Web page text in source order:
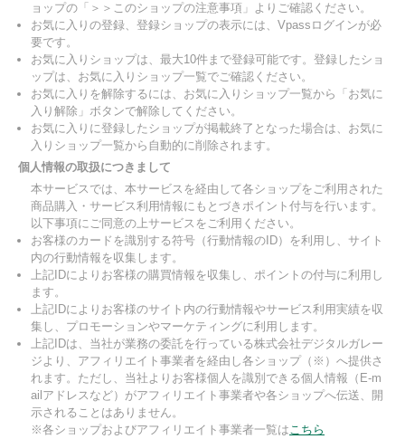
ョップの「＞＞このショップの注意事項」よりご確認ください。
お気に入りの登録、登録ショップの表示には、Vpassログインが必
要です。
お気に入りショップは、最大10件まで登録可能です。登録したショ
ップは、お気に入りショップ一覧でご確認ください。
お気に入りを解除するには、お気に入りショップ一覧から「お気に
入り解除」ボタンで解除してください。
お気に入りに登録したショップが掲載終了となった場合は、お気に
入りショップ一覧から自動的に削除されます。
個人情報の取扱につきまして
本サービスでは、本サービスを経由して各ショップをご利用された
商品購入・サービス利用情報にもとづきポイント付与を行います。
以下事項にご同意の上サービスをご利用ください。
お客様のカードを識別する符号（行動情報のID）を利用し、サイト
内の行動情報を収集します。
上記IDによりお客様の購買情報を収集し、ポイントの付与に利用し
ます。
上記IDによりお客様のサイト内の行動情報やサービス利用実績を収
集し、プロモーションやマーケティングに利用します。
上記IDは、当社が業務の委託を行っている株式会社デジタルガレー
ジより、アフィリエイト事業者を経由し各ショップ（※）へ提供さ
れます。ただし、当社よりお客様個人を識別できる個人情報（E-m
ailアドレスなど）がアフィリエイト事業者や各ショップへ伝送、開
示されることはありません。
※各ショップおよびアフィリエイト事業者一覧はこちら